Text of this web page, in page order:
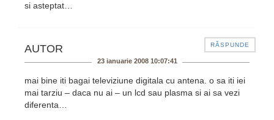
si asteptat…
RĂSPUNDE
AUTOR
23 ianuarie 2008 10:07:41
mai bine iti bagai televiziune digitala cu antena. o sa iti iei
mai tarziu – daca nu ai – un lcd sau plasma si ai sa vezi
diferenta…